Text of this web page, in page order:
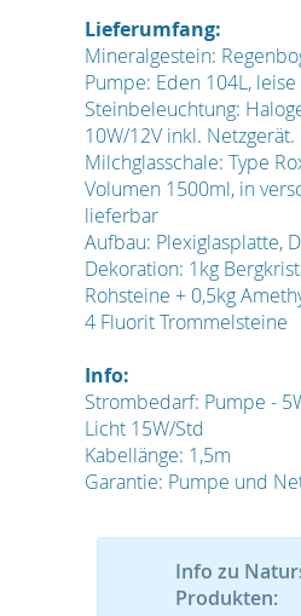
Lieferumfang:
Mineralgestein:
Pumpe: Eden 104L,
Steinbeleuchtung:
10W/12V inkl. Netzgerät.
Milchglasschale: Type
Volumen 1500ml, in
lieferbar
Aufbau: Plexiglasplatte,
Dekoration: 1kg
Rohsteine + 0,5kg
4 Fluorit Trommelsteine
Info:
Strombedarf: Pumpe -
Licht 15W/Std
Kabellänge: 1,5m
Garantie: Pumpe und
Info zu
Produkten: